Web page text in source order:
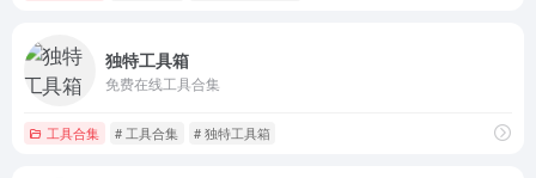
独特工具箱
免费在线工具合集
工具合集 # 工具合集 # 独特工具箱